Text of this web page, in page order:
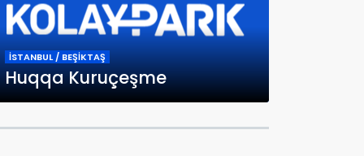
İSTANBUL / BEŞİKTAŞ
Huqqa Kuruçeşme